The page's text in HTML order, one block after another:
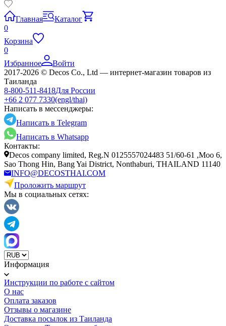
Главная
Каталог
0
Корзина
0
Избранное
Войти
2017-2026 © Decos Co., Ltd — интернет-магазин товаров из
Таиланда
8-800-511-8418Для России
+66 2 077 7330(engl/thai)
Написать в мессенджеры:
Написать в Telegram
Написать в Whatsapp
Контакты:
Decos company limited, Reg.N 0125557024483 51/60-61 ,Moo 6,
Sao Thong Hin, Bang Yai District, Nonthaburi, THAILAND 11140
INFO@DECOSTHAI.COM
Проложить маршрут
Мы в социальных сетях:
Информация
Инструкции по работе с сайтом
О нас
Оплата заказов
Отзывы о магазине
Доставка посылок из Таиланда